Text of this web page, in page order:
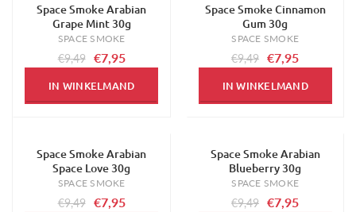
-16%
Space Smoke Arabian
Grape Mint 30g
SPACE SMOKE
€9,49 €7,95
IN WINKELMAND
-16%
Space Smoke Cinnamon
Gum 30g
SPACE SMOKE
€9,49 €7,95
IN WINKELMAND
-16%
Space Smoke Arabian
Space Love 30g
SPACE SMOKE
€9,49 €7,95
-16%
Space Smoke Arabian
Blueberry 30g
SPACE SMOKE
€9,49 €7,95